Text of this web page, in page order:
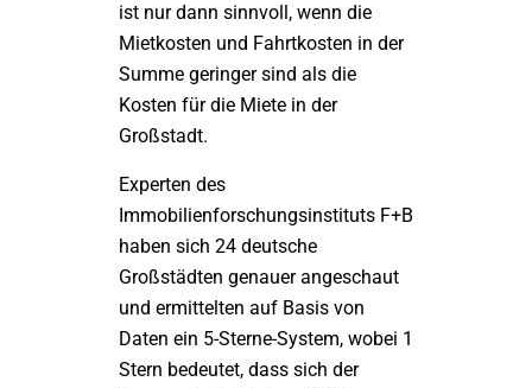
ist nur dann sinnvoll, wenn die
Mietkosten und Fahrtkosten in der
Summe geringer sind als die
Kosten für die Miete in der
Großstadt.
Experten des
Immobilienforschungsinstituts F+B
haben sich 24 deutsche
Großstädten genauer angeschaut
und ermittelten auf Basis von
Daten ein 5-Sterne-System, wobei 1
Stern bedeutet, dass sich der